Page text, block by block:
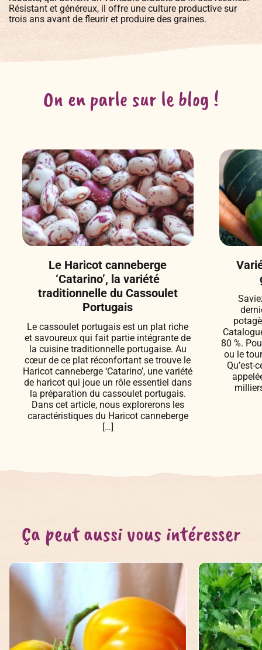
Résistant et généreux, il offre une culture productive sur
trois ans avant de fleurir et produire des graines.
On en parle sur le blog !
Le Haricot canneberge
‘Catarino’, la variété
traditionnelle du Cassoulet
Portugais
Le cassoulet portugais est un plat riche
et savoureux qui fait partie intégrante de
la cuisine traditionnelle portugaise. Au
cœur de ce plat réconfortant se trouve le
Haricot canneberge ‘Catarino’, une variété
de haricot qui joue un rôle essentiel dans
la préparation du cassoulet portugais.
Dans cet article, nous explorerons les
caractéristiques du Haricot canneberge
[…]
80 %.
ou le
Qu’est-
Ça peut aussi vous intéresser